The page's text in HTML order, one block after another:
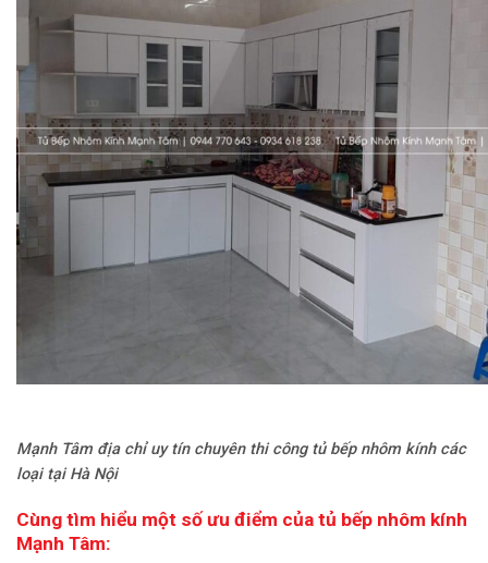
Mạnh Tâm địa chỉ uy tín chuyên thi công tủ bếp nhôm kính các
loại tại Hà Nội
Cùng tìm hiểu một số ưu điểm của tủ bếp nhôm kính
Mạnh Tâm: